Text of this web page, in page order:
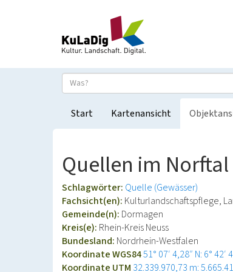
Start Kartenansicht
Quellen im
Schlagwörter: Quelle (Gewässer)
Fachsicht(en): Kulturlandschaftspflege,
Gemeinde(n): Dormagen
Kreis(e): Rhein-Kreis Neuss
Bundesland: Nordrhein-Westfalen
Koordinate WGS8451° 07′ 4,28″ N: 6° 42′
Koordinate UTM 32.339.970,73 m: